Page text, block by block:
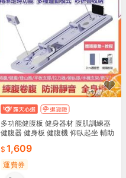
多功能健腹板 健身器材 腹肌訓練器
健腹器 健身板 健腹機 仰臥起坐 輔助
線 健身
1,609
運費券